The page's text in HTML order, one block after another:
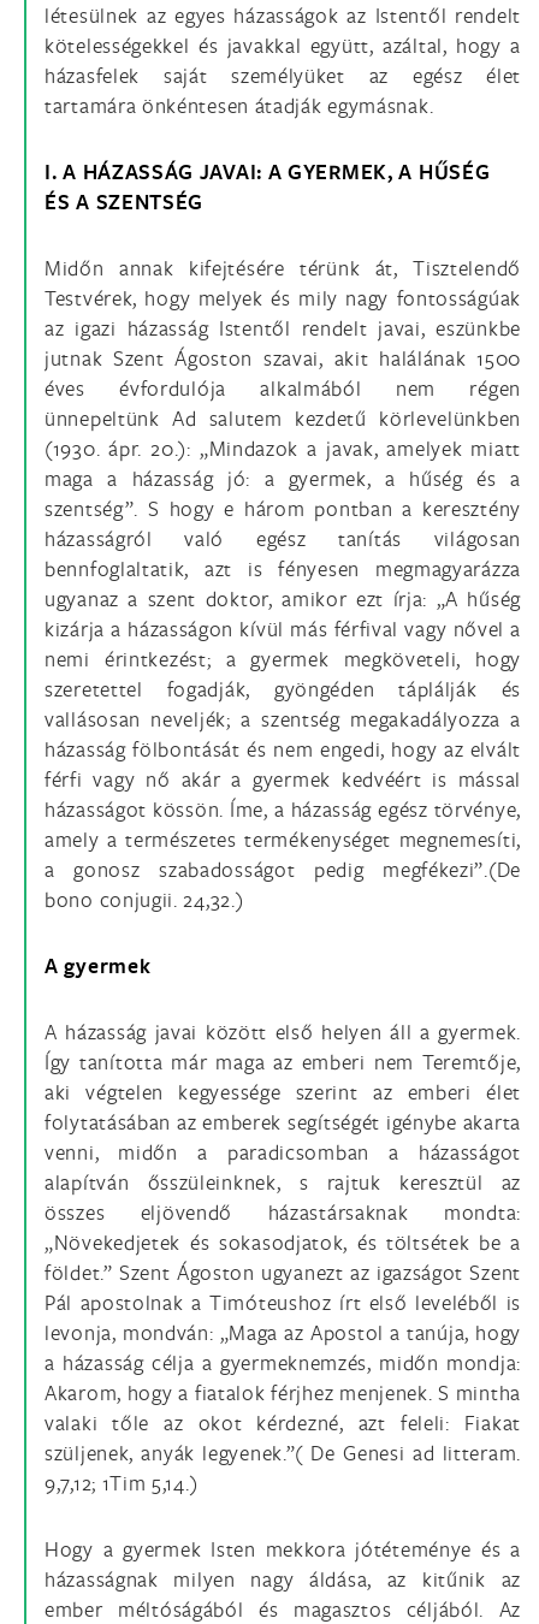
létesülnek az egyes házasságok az Istentől rendelt
kötelességekkel és javakkal együtt, azáltal, hogy a
házasfelek saját személyüket az egész élet
tartamára önkéntesen átadják egymásnak.
I. A HÁZASSÁG JAVAI: A GYERMEK, A HŰSÉG
ÉS A SZENTSÉG
Midőn annak kifejtésére térünk át, Tisztelendő
Testvérek, hogy melyek és mily nagy fontosságúak
az igazi házasság Istentől rendelt javai, eszünkbe
jutnak Szent Ágoston szavai, akit halálának 1500
éves évfordulója alkalmából nem régen
ünnepeltünk Ad salutem kezdetű körlevelünkben
(1930. ápr. 20.): „Mindazok a javak, amelyek miatt
maga a házasság jó: a gyermek, a hűség és a
szentség”. S hogy e három pontban a keresztény
házasságról való egész tanítás világosan
bennfoglaltatik, azt is fényesen megmagyarázza
ugyanaz a szent doktor, amikor ezt írja: „A hűség
kizárja a házasságon kívül más férfival vagy nővel a
nemi érintkezést; a gyermek megköveteli, hogy
szeretettel fogadják, gyöngéden táplálják és
vallásosan neveljék; a szentség megakadályozza a
házasság fölbontását és nem engedi, hogy az elvált
férfi vagy nő akár a gyermek kedvéért is mással
házasságot kössön. Íme, a házasság egész törvénye,
amely a természetes termékenységet megnemesíti,
a gonosz szabadosságot pedig megfékezi”.(De
bono conjugii. 24,32.)
A gyermek
A házasság javai között első helyen áll a gyermek.
Így tanította már maga az emberi nem Teremtője,
aki végtelen kegyessége szerint az emberi élet
folytatásában az emberek segítségét igénybe akarta
venni, midőn a paradicsomban a házasságot
alapítván ősszüleinknek, s rajtuk keresztül az
összes eljövendő házastársaknak mondta:
„Növekedjetek és sokasodjatok, és töltsétek be a
földet.” Szent Ágoston ugyanezt az igazságot Szent
Pál apostolnak a Timóteushoz írt első leveléből is
levonja, mondván: „Maga az Apostol a tanúja, hogy
a házasság célja a gyermeknemzés, midőn mondja:
Akarom, hogy a fiatalok férjhez menjenek. S mintha
valaki tőle az okot kérdezné, azt feleli: Fiakat
szüljenek, anyák legyenek.”( De Genesi ad litteram.
9,7,12; 1Tim 5,14.)
Hogy a gyermek Isten mekkora jótéteménye és a
házasságnak milyen nagy áldása, az kitűnik az
ember méltóságából és magasztos céljából. Az